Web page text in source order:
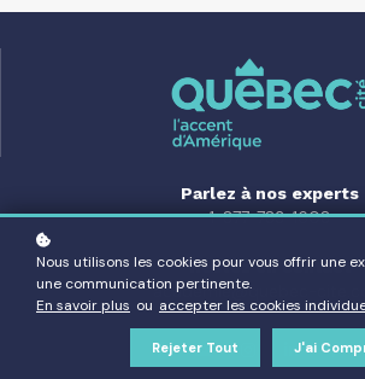
Parlez à nos experts
1-877-783-1608
Restez en contact
academie@quebec-
Nous utilisons les cookies pour vous offrir une
une communication pertinente.
En savoir plus ou accepter les cookies
Rejeter Tout J'ai